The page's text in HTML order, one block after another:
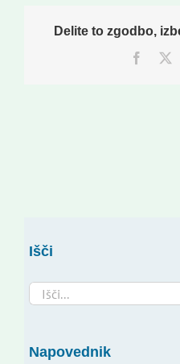
Delite to zgodbo,
Išči
Search
for:
Napovednik